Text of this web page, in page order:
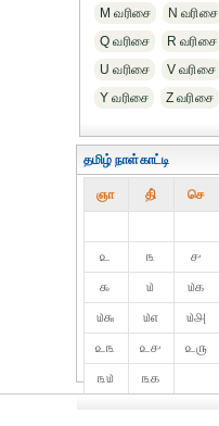
M வரிசை
N வரிசை
Q வரிசை
R வரிசை
U வரிசை
V வரிசை
Y வரிசை
Z வரிசை
தமிழ் நாள்காட்டி
ஞா தி் செ
௨
௩ ௪
௯
௰ ௰௧
௰௬
௰௭ ௰௮
௨௩
௨௪ ௨௫
௩௰
௩௧